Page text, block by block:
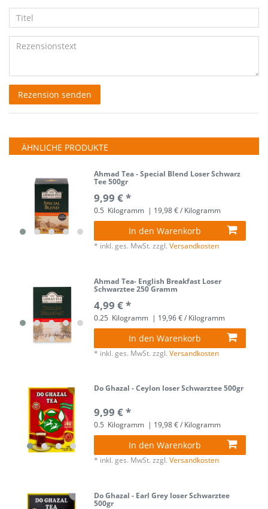
5
Bewertungssternen
5
Bewertungssternen
5
Bewertungssternen
5
Bewertungssternen
5
Bewertungssternen
Ihr
Anzeigename
(optional)
Platzhalter
Titel
Rezensionstext
Rezension senden
ÄHNLICHE PRODUKTE
Ahmad Tea - Special Blend Loser Schwarz
Tee 500gr
9,99 € *
0.5 Kilogramm | 19,98 € / Kilogramm
In den Warenkorb
* inkl. ges. MwSt. zzgl.Versandkosten
Ahmad Tea- English Breakfast Loser
Schwarztee 250 Gramm
4,99 € *
0.25 Kilogramm | 19,96 € / Kilogramm
In den Warenkorb
* inkl. ges. MwSt. zzgl.Versandkosten
Do Ghazal - Ceylon loser Schwarztee 500gr
9,99 € *
0.5 Kilogramm | 19,98 € / Kilogramm
In den Warenkorb
* inkl. ges. MwSt. zzgl.Versandkosten
Do Ghazal - Earl Grey loser Schwarztee
500gr